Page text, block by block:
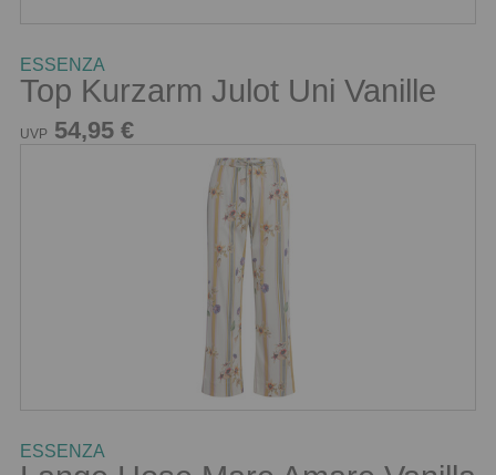
ESSENZA
Top Kurzarm Julot Uni Vanille
UVP 54,95 €
ESSENZA